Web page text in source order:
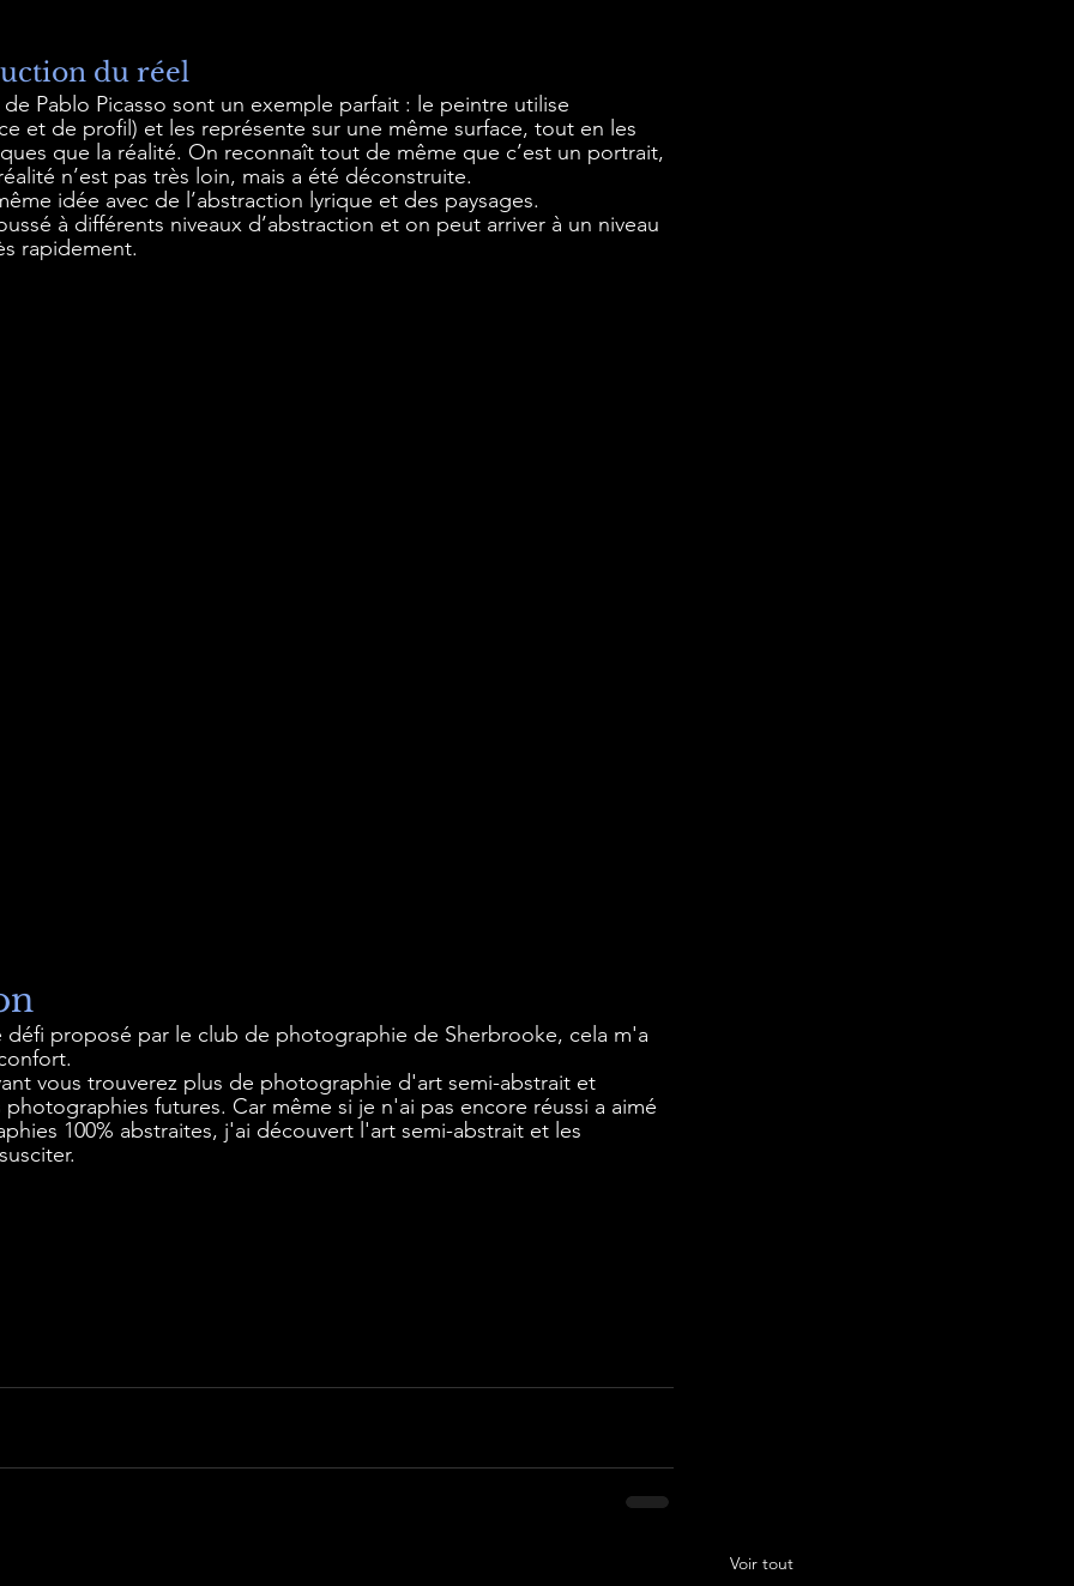
du réel
Pablo Picasso sont un exemple parfait : le peintre utilise
et de profil) et les représente sur une même surface, tout en les
que la réalité. On reconnaît tout de même que c’est un portrait,
n’est pas très loin, mais a été déconstruite.
idée avec de l’abstraction lyrique et des paysages.
à différents niveaux d’abstraction et on peut arriver à un niveau
rapidement.
défi proposé par le club de photographie de Sherbrooke, cela m'a
vous trouverez plus de photographie d'art semi-abstrait et
futures. Car même si je n'ai pas encore réussi a aimé
100% abstraites, j'ai découvert l'art semi-abstrait et les
Voir tout